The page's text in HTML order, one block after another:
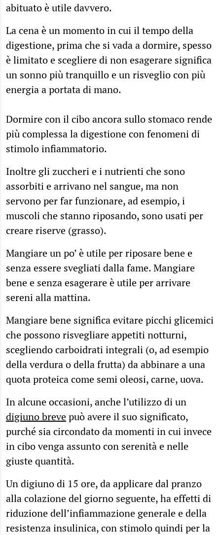
abituato è utile davvero.
La cena è un momento in cui il tempo della
digestione, prima che si vada a dormire, spesso
è limitato e scegliere di non esagerare significa
un sonno più tranquillo e un risveglio con più
energia a portata di mano.
Dormire con il cibo ancora sullo stomaco rende
più complessa la digestione con fenomeni di
stimolo infiammatorio.
Inoltre gli zuccheri e i nutrienti che sono
assorbiti e arrivano nel sangue, ma non
servono per far funzionare, ad esempio, i
muscoli che stanno riposando, sono usati per
creare riserve (grasso).
Mangiare un po’ è utile per riposare bene e
senza essere svegliati dalla fame. Mangiare
bene e senza esagerare è utile per arrivare
sereni alla mattina.
Mangiare bene significa evitare picchi glicemici
che possono risvegliare appetiti notturni,
scegliendo carboidrati integrali (o, ad esempio
della verdura o della frutta) da abbinare a una
quota proteica come semi oleosi, carne, uova.
In alcune occasioni, anche l’utilizzo di un
digiuno brevepuò avere il suo significato,
purché sia circondato da momenti in cui invece
in cibo venga assunto con serenità e nelle
giuste quantità.
Un digiuno di 15 ore, da applicare dal pranzo
alla colazione del giorno seguente, ha effetti di
riduzione dell’infiammazione generale e della
resistenza insulinica, con stimolo quindi per la